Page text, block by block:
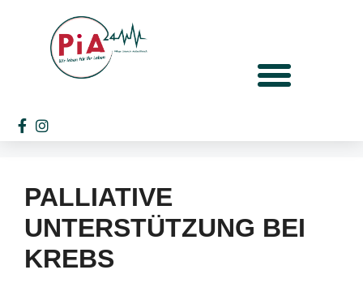
PALLIATIVE
UNTERSTÜTZUNG BEI
KREBS